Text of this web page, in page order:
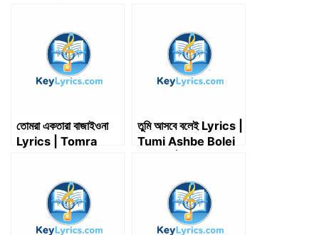
k
তোমরা একতারা বাজাইওনা
Lyrics | Tomra
তুমি আসবে বলেই Lyrics |
Tumi Ashbe Bolei